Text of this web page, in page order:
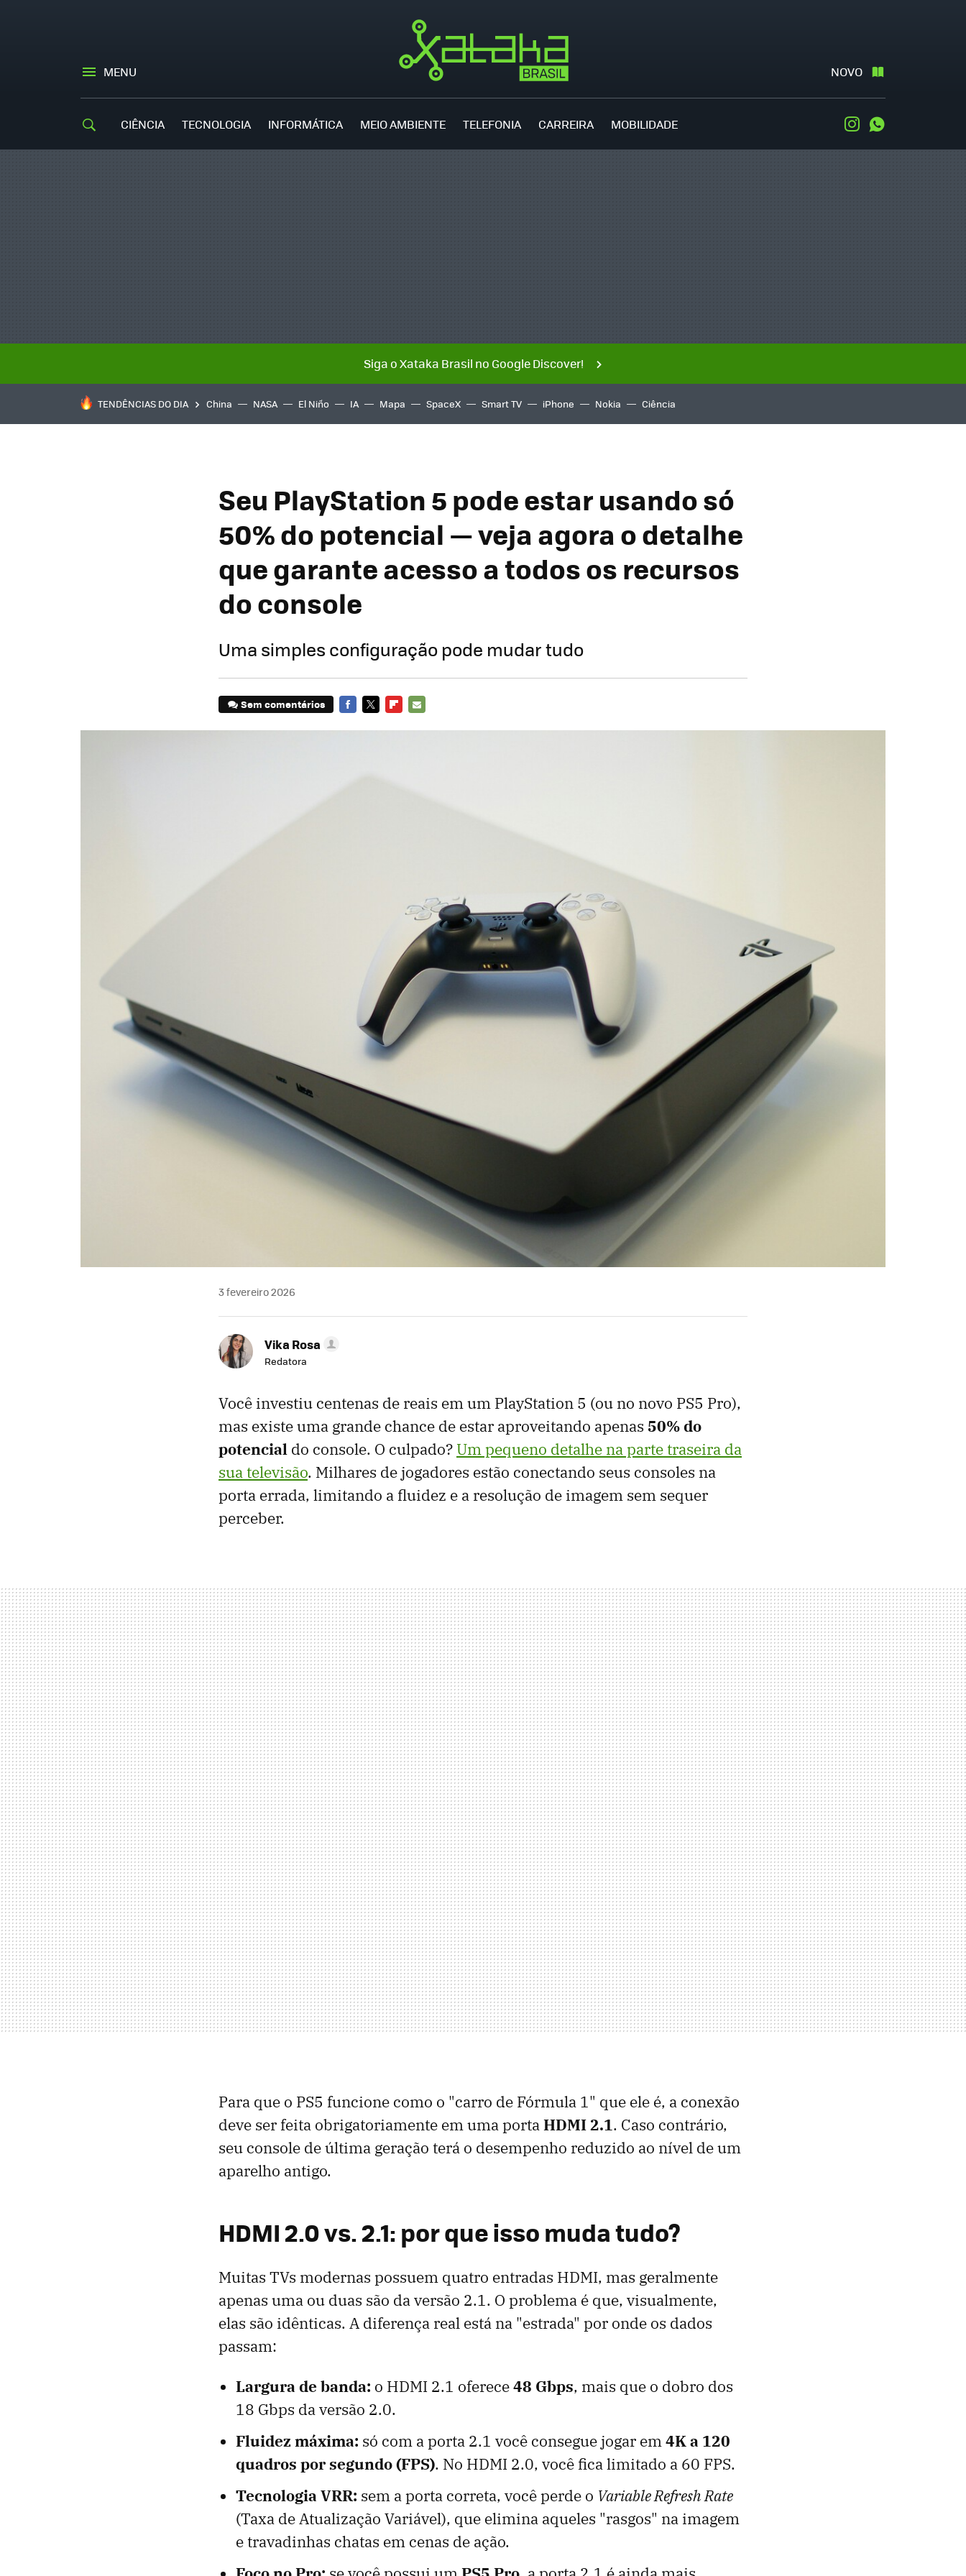
MENU NOVO
CIÊNCIA TECNOLOGIA INFORMÁTICA MEIO AMBIENTE TELEFONIA CARREIRA MOBILIDADE Instagram
Siga o Xataka Brasil no Google Discover!
TENDÊNCIAS DO DIA China NASA El Niño IA Mapa SpaceX Smart TV iPhone Nokia Ciência
Seu PlayStation 5 pode estar usando só
50% do potencial — veja agora o detalhe
que garante acesso a todos os recursos
do console
Uma simples configuração pode mudar tudo
Sem comentários
3 fevereiro 2026
Vika Rosa
Redatora
Você investiu centenas de reais em um PlayStation 5 (ou no novo PS5 Pro),
mas existe uma grande chance de estar aproveitando apenas 50% do
potencial do console. O culpado? Um pequeno detalhe na parte traseira da
sua televisão. Milhares de jogadores estão conectando seus consoles na
porta errada, limitando a fluidez e a resolução de imagem sem sequer
perceber.
Para que o PS5 funcione como o "carro de Fórmula 1" que ele é, a conexão
deve ser feita obrigatoriamente em uma portaHDMI 2.1. Caso contrário,
seu console de última geração terá o desempenho reduzido ao nível de um
aparelho antigo.
HDMI 2.0 vs. 2.1: por que isso muda tudo?
Muitas TVs modernas possuem quatro entradas HDMI, mas geralmente
apenas uma ou duas são da versão 2.1. O problema é que, visualmente,
elas são idênticas. A diferença real está na "estrada" por onde os dados
passam:
Largura de banda: o HDMI 2.1 oferece48 Gbps, mais que o dobro dos
18 Gbps da versão 2.0.
Fluidez máxima: só com a porta 2.1 você consegue jogar em4K a 120
quadros por segundo (FPS). No HDMI 2.0, você fica limitado a 60 FPS.
Tecnologia VRR: sem a porta correta, você perde o Variable Refresh Rate
(Taxa de Atualização Variável), que elimina aqueles "rasgos" na imagem
e travadinhas chatas em cenas de ação.